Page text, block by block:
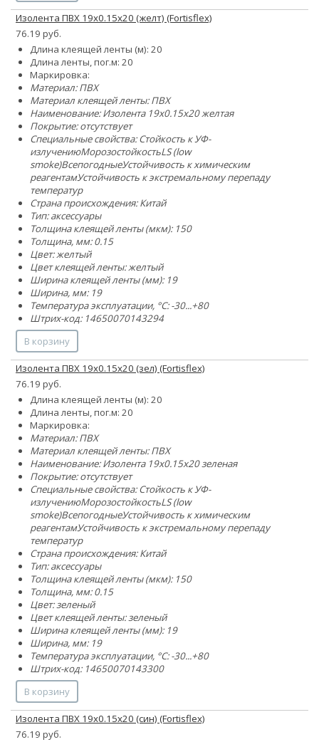
Изолента ПВХ 19х0.15х20 (желт) (Fortisflex)
76.19 руб.
Длина клеящей ленты (м): 20
Длина ленты, пог.м: 20
Маркировка:
Материал: ПВХ
Материал клеящей ленты: ПВХ
Наименование: Изолента 19х0.15х20 желтая
Покрытие: отсутствует
Специальные свойства:Стойкость к УФ-
излучениюМорозостойкостьLS (low
smoke)ВсепогодныеУстойчивость к химическим
реагентамУстойчивость к экстремальному перепаду
температур
Страна происхождения: Китай
Тип: аксессуары
Толщина клеящей ленты (мкм): 150
Толщина, мм: 0.15
Цвет: желтый
Цвет клеящей ленты: желтый
Ширина клеящей ленты (мм): 19
Ширина, мм: 19
Температура эксплуатации, °C: -30...+80
Штрих-код: 14650070143294
В корзину
Изолента ПВХ 19х0.15х20 (зел) (Fortisflex)
76.19 руб.
Длина клеящей ленты (м): 20
Длина ленты, пог.м: 20
Маркировка:
Материал: ПВХ
Материал клеящей ленты: ПВХ
Наименование: Изолента 19х0.15х20 зеленая
Покрытие: отсутствует
Специальные свойства:Стойкость к УФ-
излучениюМорозостойкостьLS (low
smoke)ВсепогодныеУстойчивость к химическим
реагентамУстойчивость к экстремальному перепаду
температур
Страна происхождения: Китай
Тип: аксессуары
Толщина клеящей ленты (мкм): 150
Толщина, мм: 0.15
Цвет: зеленый
Цвет клеящей ленты: зеленый
Ширина клеящей ленты (мм): 19
Ширина, мм: 19
Температура эксплуатации, °C: -30...+80
Штрих-код: 14650070143300
В корзину
Изолента ПВХ 19х0.15х20 (син) (Fortisflex)
76.19 руб.